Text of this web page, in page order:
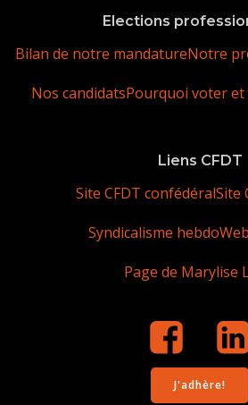
Elections
Bilan de notre mandatureNotre
Nos candidatsPourquoi voter et
Liens CFDT
Site CFDT confédéralSite
Syndicalisme hebdo
Page de Marylise
J'adhère!